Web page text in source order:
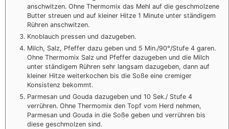
anschwitzen. Ohne Thermomix das Mehl auf die geschmolzene
Butter streuen und auf kleiner Hitze 1 Minute unter ständigem
Rühren anschwitzen.
Knoblauch pressen und dazugeben.
Milch, Salz, Pfeffer dazu geben und 5 Min./90°/Stufe 4 garen.
Ohne Thermomix Salz und Pfeffer dazugeben und die Milch
unter ständigem Rühren sehr langsam dazugeben, dann auf
kleiner Hitze weiterkochen bis die Soße eine cremiger
Konsistenz bekommt.
Parmesan und Gouda dazugeben und 10 Sek./ Stufe 4
verrühren. Ohne Thermomix den Topf vom Herd nehmen,
Parmesan und Gouda in die Soße geben und verrühren bis
diese geschmolzen sind.